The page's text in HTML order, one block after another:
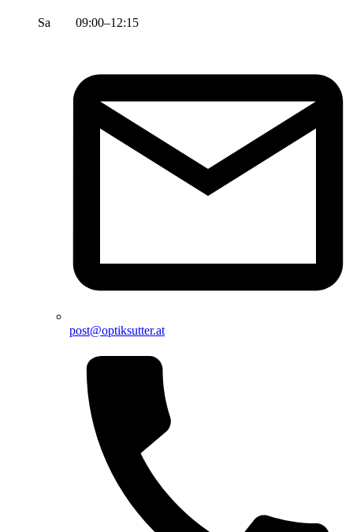
Sa 09:00–12:15
post@optiksutter.at